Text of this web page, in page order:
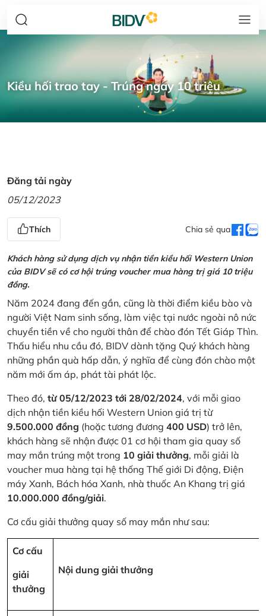
Kiều hối trao tay - Trúng ngay 10 triệu
Đăng tải ngày
05/12/2023
Thích Chia sẻ qua
Khách hàng sử dụng dịch vụ nhận tiền kiều hối Western Union
của BIDV sẽ có cơ hội trúng voucher mua hàng trị giá 10 triệu
đồng.
Năm 2024 đang đến gần, cũng là thời điểm kiều bào và
người Việt Nam sinh sống, làm việc tại nước ngoài nô nức
chuyển tiền về cho người thân để chào đón Tết Giáp Thìn.
Thấu hiểu nhu cầu đó, BIDV dành tặng Quý khách hàng
những phần quà hấp dẫn, ý nghĩa để cùng đón chào một
năm mới ấm áp, phát tài phát lộc.
Theo đó, từ 05/12/2023 tới 28/02/2024, với mỗi giao
dịch nhận tiền kiều hối Western Union giá trị từ
9.500.000 đồng (hoặc tương đương 400 USD) trở lên,
khách hàng sẽ nhận được 01 cơ hội tham gia quay số
may mắn trúng một trong 10 giải thưởng, mỗi giải là
voucher mua hàng tại hệ thống Thế giới Di động, Điện
máy Xanh, Bách hóa Xanh, nhà thuốc An Khang trị giá
10.000.000 đồng/giải.
Cơ cấu giải thưởng quay số may mắn như sau:
Cơ cấu
giải
thưởng
Nội dung giải thưởng